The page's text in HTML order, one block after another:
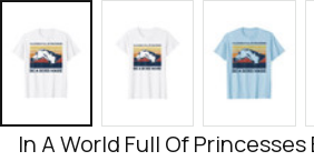
In A World Full Of Princesses